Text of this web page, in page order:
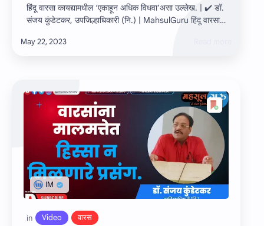
हिंदू वारसा कायद्यामधील ‘एकाहून अधिक विधवा’असा उल्‍लेख. | ✔️ डॉ.
संजय कुंडेटकर, उपजिल्हाधिकारी (नि.) | MahsulGuru हिंदू वारसा